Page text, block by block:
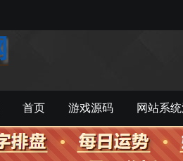
首页 游戏源码 网站系
主题模板